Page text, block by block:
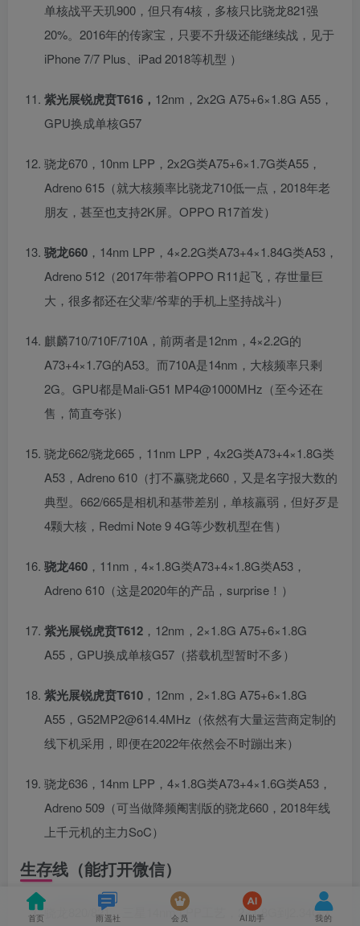
单核战平天玑900，但只有4核，多核只比骁龙821强
20%。2016年的传家宝，只要不升级还能继续战，见于
iPhone 7/7 Plus、iPad 2018等机型 ）
紫光展锐虎贲T616， 12nm，2x2G A75+6×1.8G A55，
GPU换成单核G57
骁龙670，10nm LPP，2x2G类A75+6×1.7G类A55，
Adreno 615（就大核频率比骁龙710低一点，2018年老
朋友，甚至也支持2K屏。OPPO R17首发）
骁龙660 ，14nm LPP，4×2.2G类A73+4×1.84G类A53，
Adreno 512（2017年带着OPPO R11起飞，存世量巨
大，很多都还在父辈/爷辈的手机上坚持战斗）
麒麟710/710F/710A，前两者是12nm，4×2.2G的
A73+4×1.7G的A53。而710A是14nm，大核频率只剩
2G。GPU都是Mali-G51 MP4@1000MHz（至今还在
售，简直夸张）
骁龙662/骁龙665，11nm LPP，4x2G类A73+4×1.8G类
A53，Adreno 610（打不赢骁龙660，又是名字报大数的
典型。662/665是相机和基带差别，单核羸弱，但好歹是
4颗大核，Redmi Note 9 4G等少数机型在售）
骁龙460 ，11nm，4×1.8G类A73+4×1.8G类A53，
Adreno 610（这是2020年的产品，surprise！）
紫光展锐虎贲T612 ，12nm，2×1.8G A75+6×1.8G
A55，GPU换成单核G57（搭载机型暂时不多）
紫光展锐虎贲T610 ，12nm，2×1.8G A75+6×1.8G
A55，G52MP2@614.4MHz（依然有大量运营商定制的
线下机采用，即便在2022年依然会不时蹦出来）
骁龙636，14nm LPP，4×1.8G类A73+4×1.6G类A53，
Adreno 509（可当做降频阉割版的骁龙660，2018年线
上千元机的主力SoC）
生存线（能打开微信）
骁龙820/821，三星14nm LPP工艺，2×1.8G到2.34G大
首页 雨遥社 会员 AI助手 我的